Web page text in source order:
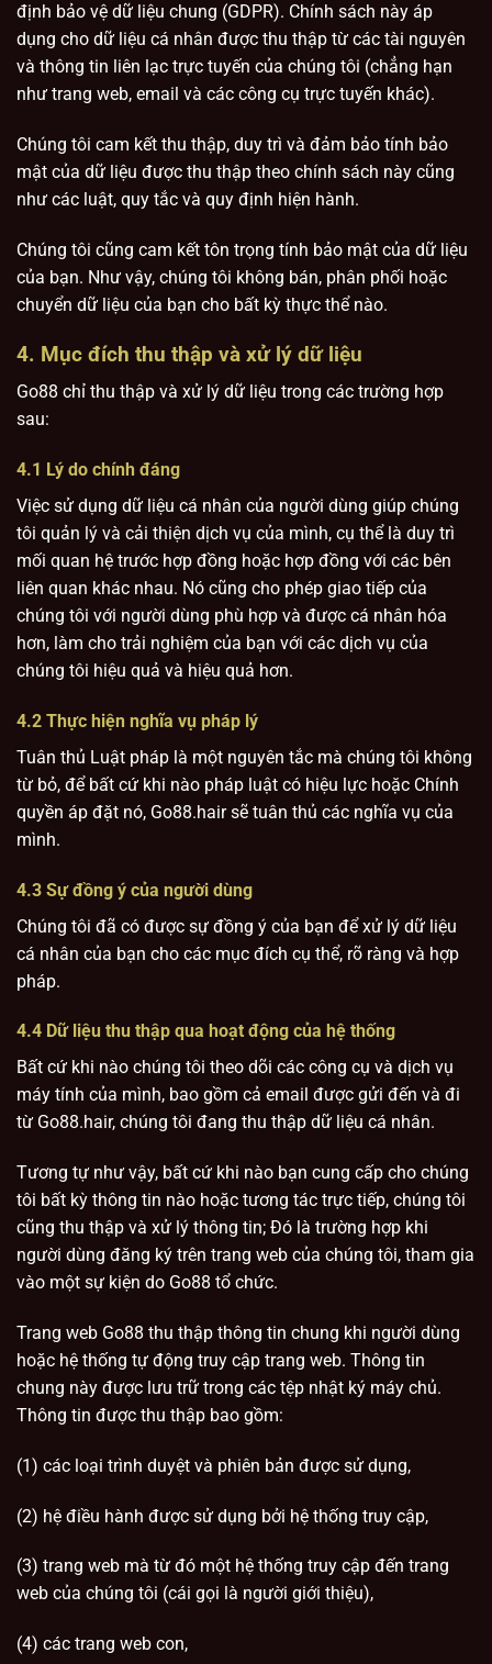
định bảo vệ dữ liệu chung (GDPR). Chính sách này áp
dụng cho dữ liệu cá nhân được thu thập từ các tài nguyên
và thông tin liên lạc trực tuyến của chúng tôi (chẳng hạn
như trang web, email và các công cụ trực tuyến khác).
Chúng tôi cam kết thu thập, duy trì và đảm bảo tính bảo
mật của dữ liệu được thu thập theo chính sách này cũng
như các luật, quy tắc và quy định hiện hành.
Chúng tôi cũng cam kết tôn trọng tính bảo mật của dữ liệu
của bạn. Như vậy, chúng tôi không bán, phân phối hoặc
chuyển dữ liệu của bạn cho bất kỳ thực thể nào.
4. Mục đích thu thập và xử lý dữ liệu
Go88 chỉ thu thập và xử lý dữ liệu trong các trường hợp
sau:
4.1 Lý do chính đáng
Việc sử dụng dữ liệu cá nhân của người dùng giúp chúng
tôi quản lý và cải thiện dịch vụ của mình, cụ thể là duy trì
mối quan hệ trước hợp đồng hoặc hợp đồng với các bên
liên quan khác nhau. Nó cũng cho phép giao tiếp của
chúng tôi với người dùng phù hợp và được cá nhân hóa
hơn, làm cho trải nghiệm của bạn với các dịch vụ của
chúng tôi hiệu quả và hiệu quả hơn.
4.2 Thực hiện nghĩa vụ pháp lý
Tuân thủ Luật pháp là một nguyên tắc mà chúng tôi không
từ bỏ, để bất cứ khi nào pháp luật có hiệu lực hoặc Chính
quyền áp đặt nó, Go88.hair sẽ tuân thủ các nghĩa vụ của
mình.
4.3 Sự đồng ý của người dùng
Chúng tôi đã có được sự đồng ý của bạn để xử lý dữ liệu
cá nhân của bạn cho các mục đích cụ thể, rõ ràng và hợp
pháp.
4.4 Dữ liệu thu thập qua hoạt động của hệ thống
Bất cứ khi nào chúng tôi theo dõi các công cụ và dịch vụ
máy tính của mình, bao gồm cả email được gửi đến và đi
từ Go88.hair, chúng tôi đang thu thập dữ liệu cá nhân.
Tương tự như vậy, bất cứ khi nào bạn cung cấp cho chúng
tôi bất kỳ thông tin nào hoặc tương tác trực tiếp, chúng tôi
cũng thu thập và xử lý thông tin; Đó là trường hợp khi
người dùng đăng ký trên trang web của chúng tôi, tham gia
vào một sự kiện do Go88 tổ chức.
Trang web Go88 thu thập thông tin chung khi người dùng
hoặc hệ thống tự động truy cập trang web. Thông tin
chung này được lưu trữ trong các tệp nhật ký máy chủ.
Thông tin được thu thập bao gồm:
(1) các loại trình duyệt và phiên bản được sử dụng,
(2) hệ điều hành được sử dụng bởi hệ thống truy cập,
(3) trang web mà từ đó một hệ thống truy cập đến trang
web của chúng tôi (cái gọi là người giới thiệu),
(4) các trang web con,